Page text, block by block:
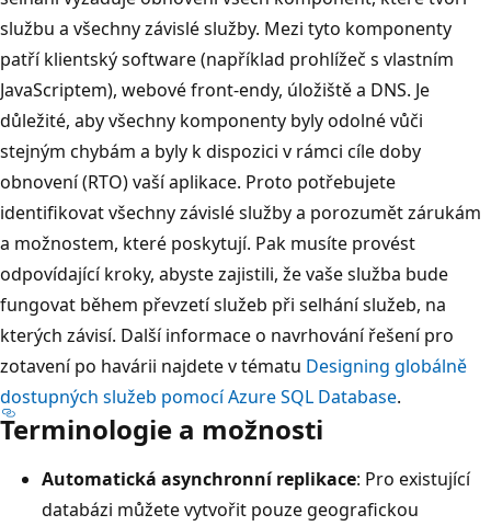
službu a všechny závislé služby. Mezi tyto komponenty
patří klientský software (například prohlížeč s vlastním
JavaScriptem), webové front-endy, úložiště a DNS. Je
důležité, aby všechny komponenty byly odolné vůči
stejným chybám a byly k dispozici v rámci cíle doby
obnovení (RTO) vaší aplikace. Proto potřebujete
identifikovat všechny závislé služby a porozumět zárukám
a možnostem, které poskytují. Pak musíte provést
odpovídající kroky, abyste zajistili, že vaše služba bude
fungovat během převzetí služeb při selhání služeb, na
kterých závisí. Další informace o navrhování řešení pro
zotavení po havárii najdete v tématu Designing globálně
dostupných služeb pomocí Azure SQL Database.
Terminologie a možnosti
Automatická asynchronní replikace: Pro existující
databázi můžete vytvořit pouze geografickou